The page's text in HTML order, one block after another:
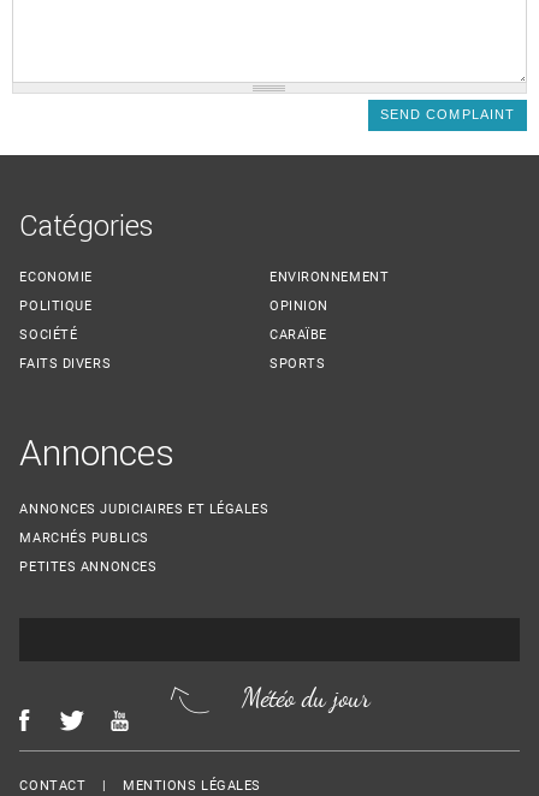
Catégories
ECONOMIE
POLITIQUE
SOCIÉTÉ
FAITS DIVERS
ENVIRONNEMENT
OPINION
CARAÏBE
SPORTS
Annonces
ANNONCES JUDICIAIRES ET LÉGALES
MARCHÉS PUBLICS
PETITES ANNONCES
Météo du jour
Menu Footer
CONTACT MENTIONS LÉGALES